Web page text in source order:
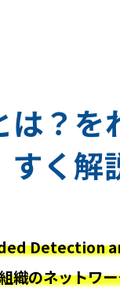
は？を
すく解
Detection
織のネットワ